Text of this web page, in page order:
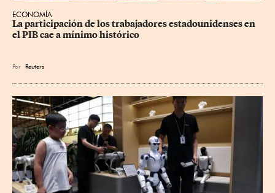
ECONOMÍA
La participación de los trabajadores estadounidenses en
el PIB cae a mínimo histórico
Por Reuters